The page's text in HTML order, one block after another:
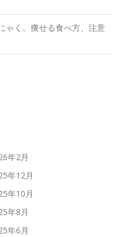
ゃく。痩せる食べ方、注意
年2月
年12月
年10月
年8月
年6月